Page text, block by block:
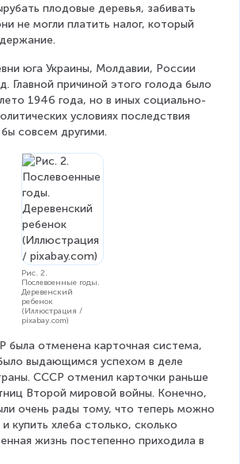
плодовые деревья, забивать
не могли платить налог, который
юга Украины, Молдавии, России
Главной причиной этого голода было
1946 года, но в иных социально-
условиях последствия
совсем другими.
Рис. 2.
Послевоенные годы.
Деревенский
ребенок
(Иллюстрация /
pixabay.com)
была отменена карточная система,
выдающимся успехом в деле
СССР отменил карточки раньше
Второй мировой войны. Конечно,
очень рады тому, что теперь можно
купить хлеба столько, сколько
жизнь постепенно приходила в